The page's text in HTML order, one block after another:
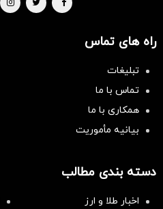
راه های تماس
تبلیغات
تماس با ما
همکاری با ما
بیانیه مأموریت
دسته بندی مطالب
اخبار طلا و ارز